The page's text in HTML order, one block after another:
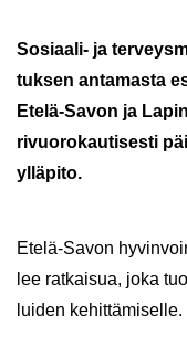
Sosiaali-​ ja
tuk­sen an­ta­mas­ta
Etelä-​Savon ja
ri­vuo­ro­kau­ti­ses­ti
yl­lä­pi­to.
Etelä-​Savon
lee rat­kai­sua, joka
lui­den ke­hit­tä­mi­sel­le.